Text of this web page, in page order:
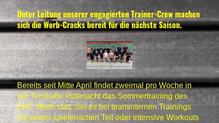
Unter Leitung unserer engagierten Trainer-Crew machen
sich die Worb-Cracks bereit für die nächste Saison.
Bereits seit Mitte April findet zweimal pro Woche in
der Turnhalle Rüfenacht das Sommertraining des
EHC Worb statt. Sei es bei teaminternen Trainings
mit einem spielerischen Teil oder intensive Workouts